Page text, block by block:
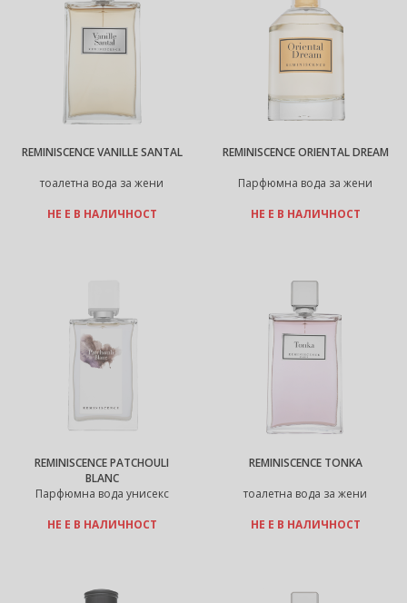
REMINISCENCE VANILLE SANTAL
тоалетна вода за жени
НЕ Е В НАЛИЧНОСТ
REMINISCENCE ORIENTAL DREAM
Парфюмна вода за жени
НЕ Е В НАЛИЧНОСТ
REMINISCENCE PATCHOULI
BLANC
Парфюмна вода унисекс
НЕ Е В НАЛИЧНОСТ
REMINISCENCE TONKA
тоалетна вода за жени
НЕ Е В НАЛИЧНОСТ